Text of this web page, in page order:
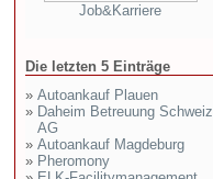
Job&Karriere
Die letzten 5 Einträge
» Autoankauf Plauen
» Daheim Betreuung Schweiz
AG
» Autoankauf Magdeburg
» Pheromony